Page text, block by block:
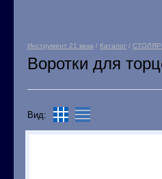
Инструмент 21 века / Каталог /
Воротки для
Вид: